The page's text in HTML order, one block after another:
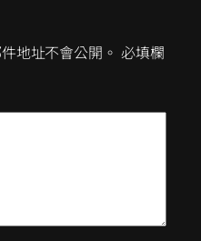
地址不會公開。 必填欄